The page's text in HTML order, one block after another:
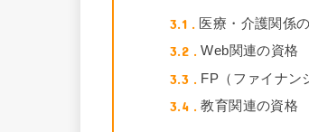
3.1 医療・介護関係
3.2 Web関連の資格
3.3 FP（ファイナン
3.4 教育関連の資格